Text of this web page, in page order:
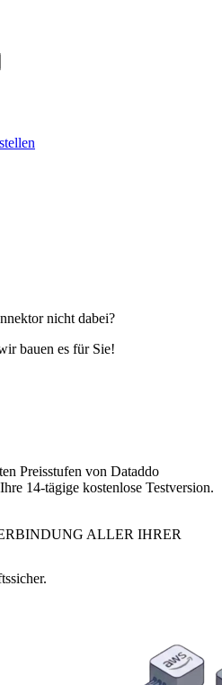
nicht dabei?
bauen es für Sie!
Preisstufen von Dataddo
14-tägige kostenlose Testversion.
ALLER IHRER